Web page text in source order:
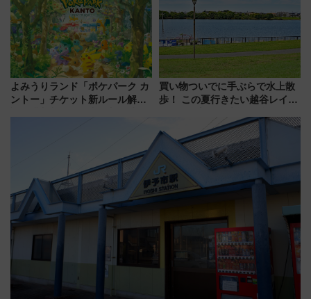
よみうりランド「ポケパーク カ
ントー」チケット新ルール解
買い物ついでに手ぶらで水上散
歩！ この夏行きたい越谷レイク
ア「LAKESIDE PARK」（埼玉
県越谷市）